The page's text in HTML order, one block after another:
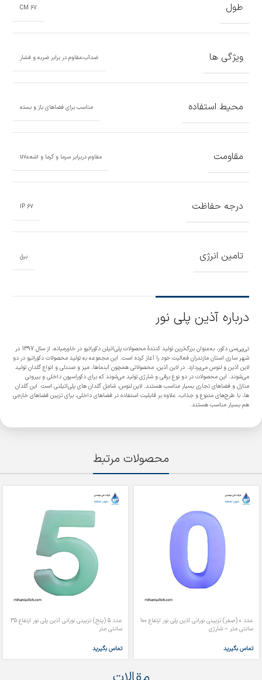
طول 67 CM
ویژگی ها ضدآب،مقاوم در برابر ضربه و فشار
محیط استفاده مناسب برای فضاهای باز و بسته
مقاومت مقاوم دربرابر سرما و گرما و اشعهuv
درجه حفاظت 67 IP
تامین انرژی برق
درباره آذین پلی نور
تی‌پی‌سی دکور، به‌عنوان بزرگ‌ترین تولید کنندۀ محصولات پلی‌اتیلن دکوراتیو در خاورمیانه، از سال 1397 در
شهر ساری استان مازندران فعالیت خود را آغاز کرده است. این مجموعه به تولید محصولات دکوراتیو در دو
لاین آذین و لنوس می‌پردازد. در لاین آذین، محصولاتی همچون آبنماها، میز و صندلی و انواع گلدان تولید
می‌شوند. این محصولات در دو نوع برقی و شارژی تولید می‌شوند که برای دکوراسیون داخلی و بیرونی
منازل و فضاهای تجاری بسیار مناسب هستند. لاین لنوس، شامل گلدان های پلی‌اتیلنی است. این گلدان
ها، با طرح‌های متنوع و جذاب، علاوه بر قابلیت استفاده در فضاهای داخلی، برای تزیین فضاهای خارجی
هم بسیار مناسب هستند.
محصولات مرتبط
عدد 0 (صفر) تزیینی نورانی آذین پلی نور ارتفاع 100
سانتی متر – شارژی
تماس بگیرید
عدد 5 (پنج) تزیینی نورانی آذین پلی نور ارتفاع 35
سانتی متر
تماس بگیرید